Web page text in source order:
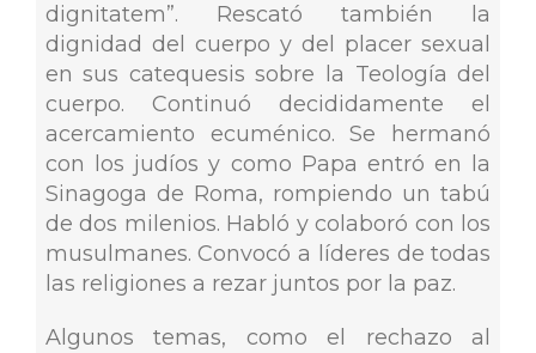
dignitatem”. Rescató también la
dignidad del cuerpo y del placer sexual
en sus catequesis sobre la Teología del
cuerpo. Continuó decididamente el
acercamiento ecuménico. Se hermanó
con los judíos y como Papa entró en la
Sinagoga de Roma, rompiendo un tabú
de dos milenios. Habló y colaboró con los
musulmanes. Convocó a líderes de todas
las religiones a rezar juntos por la paz.
Algunos temas, como el rechazo al